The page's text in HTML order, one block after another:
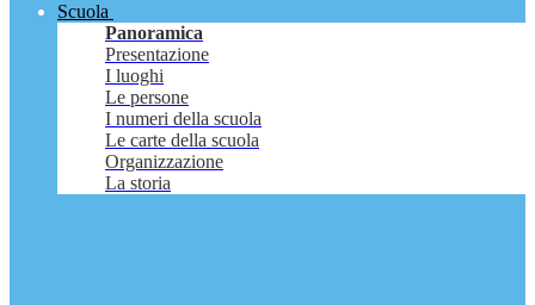
Scuola
Panoramica
Presentazione
I luoghi
Le persone
I numeri della scuola
Le carte della scuola
Organizzazione
La storia